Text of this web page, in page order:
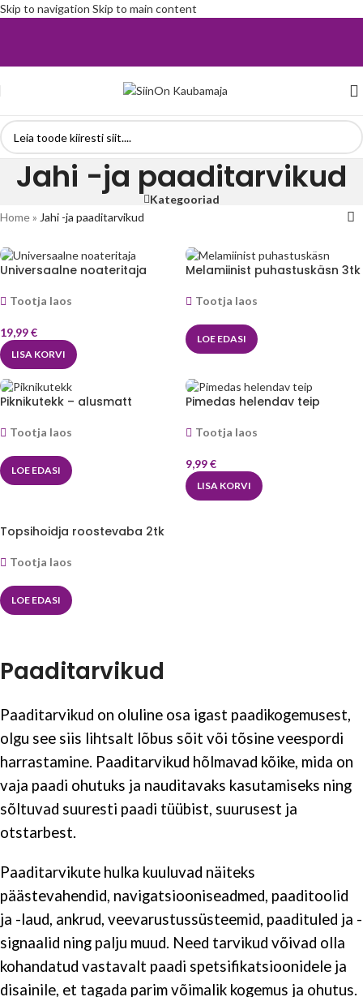
Skip to navigation Skip to main content
Jahi -ja paaditarvikud
Kategooriad
Home» Jahi -ja paaditarvikud
Universaalne noateritaja
Tootja laos
19,99€
LISA KORVI
Melamiinist puhastuskäsn 3tk
Tootja laos
LOE EDASI
Piknikutekk – alusmatt
Tootja laos
LOE EDASI
Pimedas helendav teip
Tootja laos
9,99€
LISA KORVI
Topsihoidja roostevaba 2tk
Tootja laos
LOE EDASI
Paaditarvikud
Paaditarvikud on oluline osa igast paadikogemusest,
olgu see siis lihtsalt lõbus sõit või tõsine veespordi
harrastamine. Paaditarvikud hõlmavad kõike, mida on
vaja paadi ohutuks ja nauditavaks kasutamiseks ning
sõltuvad suuresti paadi tüübist, suurusest ja
otstarbest.
Paaditarvikute hulka kuuluvad näiteks
päästevahendid, navigatsiooniseadmed, paaditoolid
ja -laud, ankrud, veevarustussüsteemid, paadituled ja -
signaalid ning palju muud. Need tarvikud võivad olla
kohandatud vastavalt paadi spetsifikatsioonidele ja
disainile, et tagada parim võimalik kogemus ja ohutus.